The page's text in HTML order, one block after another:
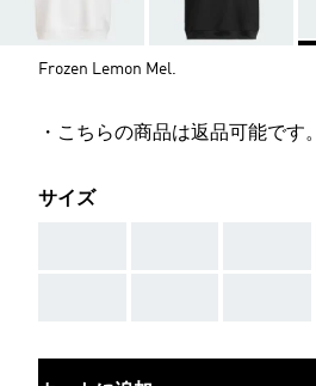
Frozen Lemon Mel.
・こちらの商品は返品可能です。
サイズ